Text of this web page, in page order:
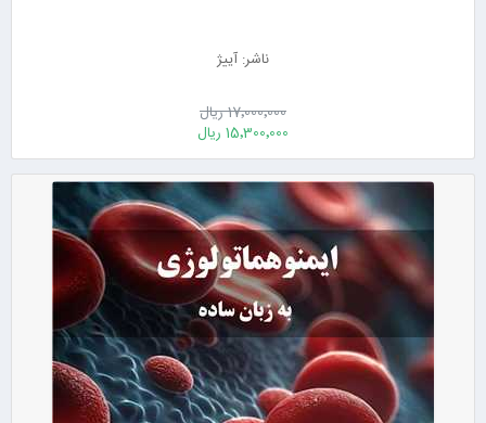
ناشر: آییژ
17٬000٬000 ریال
15٬300٬000 ریال